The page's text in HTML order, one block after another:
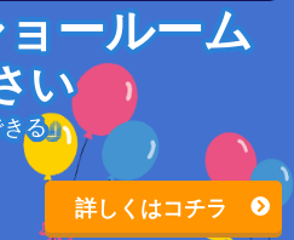
ールーム
い
きる」
詳しくはコチラ